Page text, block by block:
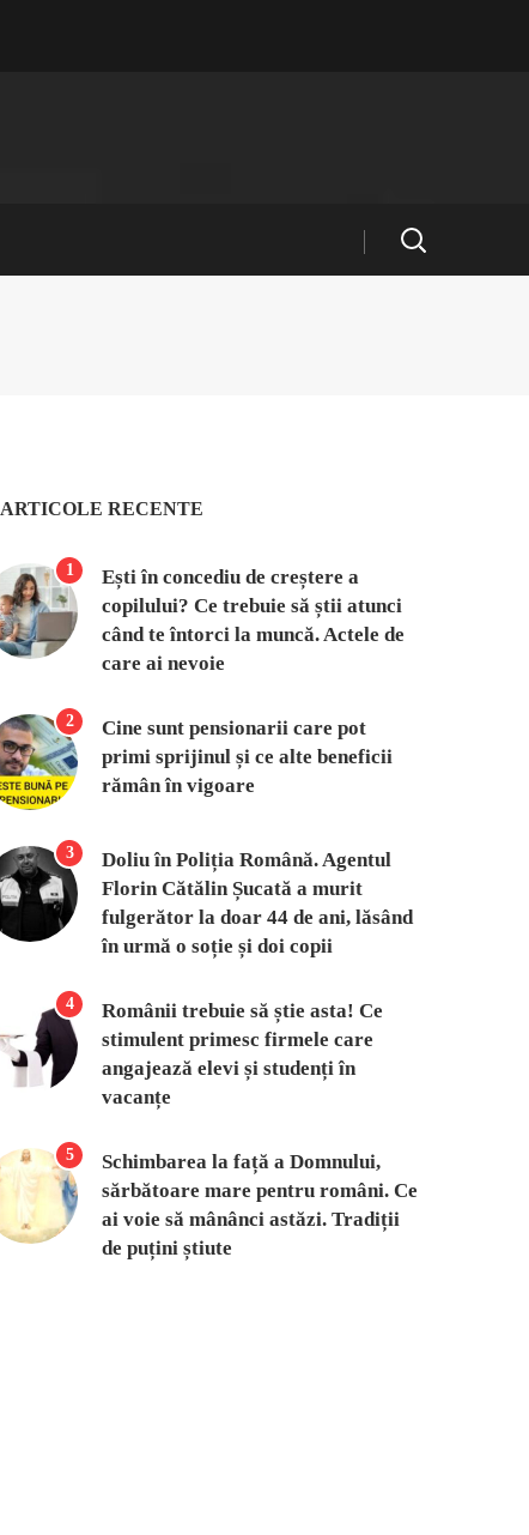
ARTICOLE RECENTE
1
Ești în concediu de creștere a
copilului? Ce trebuie să știi atunci
când te întorci la muncă. Actele de
care ai nevoie
2
Cine sunt pensionarii care pot
primi sprijinul și ce alte beneficii
rămân în vigoare
3
Doliu în Poliția Română. Agentul
Florin Cătălin Șucată a murit
fulgerător la doar 44 de ani, lăsând
în urmă o soție și doi copii
4
Românii trebuie să știe asta! Ce
stimulent primesc firmele care
angajează elevi și studenți în
vacanțe
5
Schimbarea la față a Domnului,
sărbătoare mare pentru români. Ce
ai voie să mânânci astăzi. Tradiții
de puțini știute